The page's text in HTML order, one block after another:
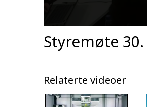
Styremøte
Relaterte videoer